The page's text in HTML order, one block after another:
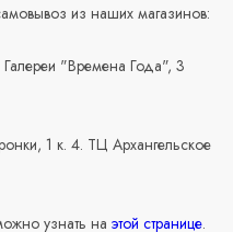
из наших магазинов:
Галереи "Времена Года", 3
1 к. 4. ТЦ Архангельское
узнать на этой странице.